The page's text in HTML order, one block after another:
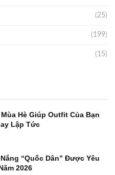
(25)
(199)
(15)
Hè Giúp Outfit Của Bạn
Lập Tức
“Quốc Dân” Được Yêu
2026